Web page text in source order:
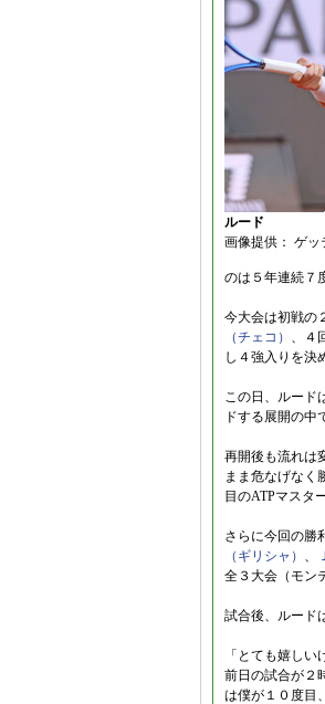
ルード
画像提供： ゲ
のは５年連続７
今大会は初戦の
（チェコ） 、４
し４強入りを決
この日、ルード
ドする展開の中
再開後も流れは
まま危なげなく
目のATPマスタ
さらに今回の勝
（ギリシャ） 、
全３大会（モン
試合後、ルード
「とても嬉し
前日の試合が２
は僕が１０度目